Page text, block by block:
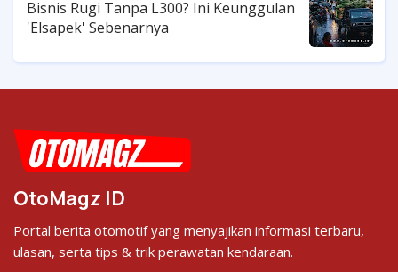
Bisnis Rugi Tanpa L300? Ini Keunggulan
'Elsapek' Sebenarnya
OtoMagz ID
Portal berita otomotif yang menyajikan informasi terbaru,
ulasan, serta tips & trik perawatan kendaraan.